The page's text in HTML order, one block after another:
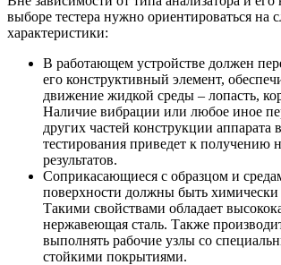
выборе тестера нужно ориентироваться на
характеристики:
В работающем устройстве должен
его конструктивный элемент,
движение жидкой среды – лопасть,
Наличие вибрации или любое иное
других частей конструкции аппарата
тестирования приведет к получению
результатов.
Соприкасающиеся с образцом и
поверхности должны быть
Такими свойствами обладает
нержавеющая сталь. Также
выполнять рабочие узлы со
стойкими покрытиями.